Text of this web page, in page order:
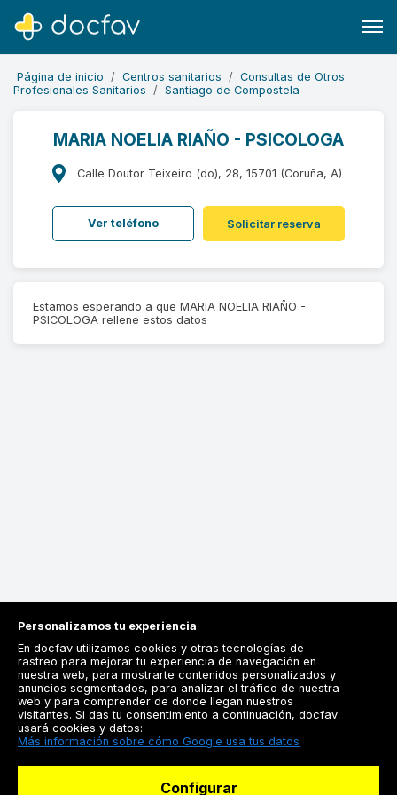
Página de inicio Centros sanitarios
Consultas de Otros
Profesionales Sanitarios
Santiago de Compostela
MARIA NOELIA RIAÑO - PSICOLOGA
Calle Doutor Teixeiro (do), 28, 15701 (Coruña, A)
Ver teléfono Solicitar reserva
Estamos esperando a que MARIA NOELIA RIAÑO -
PSICOLOGA rellene estos datos
Registrarse
Docfav
Personalizamos tu experiencia
En docfav utilizamos cookies y otras tecnologías de
rastreo para mejorar tu experiencia de navegación en
nuestra web, para mostrarte contenidos personalizados y
anuncios segmentados, para analizar el tráfico de nuestra
web y para comprender de donde llegan nuestros
visitantes. Si das tu consentimiento a continuación, docfav
usará cookies y datos:
Más información sobre cómo Google usa tus datos
Configurar